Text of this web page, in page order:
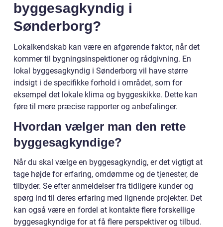
byggesagkyndig i
Sønderborg?
Lokalkendskab kan være en afgørende faktor, når det
kommer til bygningsinspektioner og rådgivning. En
lokal byggesagkyndig i Sønderborg vil have større
indsigt i de specifikke forhold i området, som for
eksempel det lokale klima og byggeskikke. Dette kan
føre til mere præcise rapporter og anbefalinger.
Hvordan vælger man den rette
byggesagkyndige?
Når du skal vælge en byggesagkyndig, er det vigtigt at
tage højde for erfaring, omdømme og de tjenester, de
tilbyder. Se efter anmeldelser fra tidligere kunder og
spørg ind til deres erfaring med lignende projekter. Det
kan også være en fordel at kontakte flere forskellige
byggesagkyndige for at få flere perspektiver og tilbud.